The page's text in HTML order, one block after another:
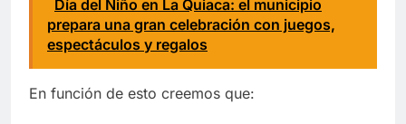
Día del Niño en La Quiaca: el municipio
prepara una gran celebración con juegos,
espectáculos y regalos
En función de esto creemos que: